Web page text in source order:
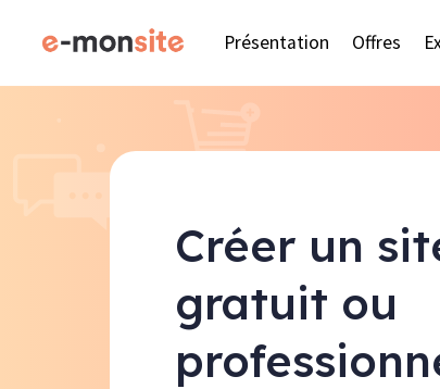
Présentation Offres
Créer un
gratuit ou